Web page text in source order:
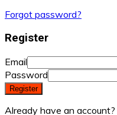
Forgot password?
Register
Email
Password
Register
Already have an account?